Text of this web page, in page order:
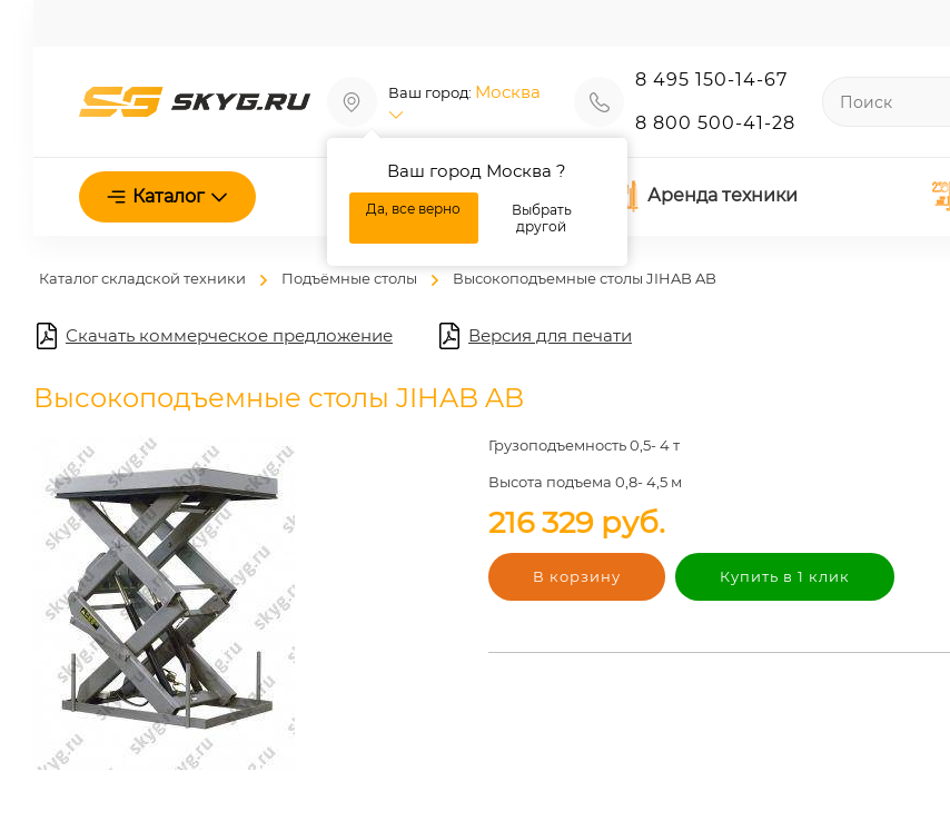
Ваш город: Москва
Ваш город Москва ?
Да, все верно
Выбрать
другой
8 495 150-14-67
8 800 500-41-28
Каталог О нас Аренда техники
Каталог складской техники Подъёмные столы Высокоподъемные столы JIHAB AB
Скачать коммерческое предложение Версия для печати
Высокоподъемные столы JIHAB AB
Грузоподъемность 0,5- 4 т
Высота подъема 0,8- 4,5 м
216 329руб.
В корзину Купить в 1 клик